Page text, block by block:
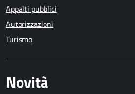
Appalti pubblici
Autorizzazioni
Turismo
Novità